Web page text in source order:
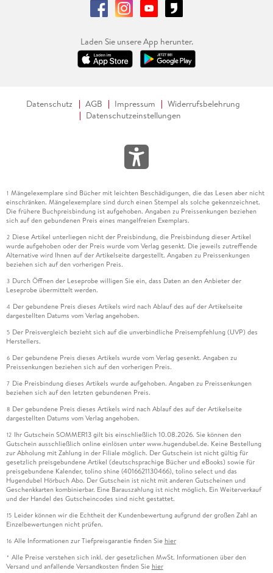
Laden Sie unsere App herunter.
Datenschutz AGB Impressum
Widerrufsbelehrung
Datenschutzeinstellungen
1 Mängelexemplare sind Bücher mit leichten Beschädigungen, die das Lesen aber nicht
einschränken. Mängelexemplare sind durch einen Stempel als solche gekennzeichnet.
Die frühere Buchpreisbindung ist aufgehoben. Angaben zu Preissenkungen beziehen
sich auf den gebundenen Preis eines mangelfreien Exemplars.
2 Diese Artikel unterliegen nicht der Preisbindung, die Preisbindung dieser Artikel
wurde aufgehoben oder der Preis wurde vom Verlag gesenkt. Die jeweils zutreffende
Alternative wird Ihnen auf der Artikelseite dargestellt. Angaben zu Preissenkungen
beziehen sich auf den vorherigen Preis.
3 Durch Öffnen der Leseprobe willigen Sie ein, dass Daten an den Anbieter der
Leseprobe übermittelt werden.
4 Der gebundene Preis dieses Artikels wird nach Ablauf des auf der Artikelseite
dargestellten Datums vom Verlag angehoben.
5 Der Preisvergleich bezieht sich auf die unverbindliche Preisempfehlung (UVP) des
Herstellers.
6 Der gebundene Preis dieses Artikels wurde vom Verlag gesenkt. Angaben zu
Preissenkungen beziehen sich auf den vorherigen Preis.
7 Die Preisbindung dieses Artikels wurde aufgehoben. Angaben zu Preissenkungen
beziehen sich auf den letzten gebundenen Preis.
8 Der gebundene Preis dieses Artikels wird nach Ablauf des auf der Artikelseite
dargestellten Datums vom Verlag angehoben.
12 Ihr Gutschein SOMMER13 gilt bis einschließlich 10.08.2026. Sie können den
Gutschein ausschließlich online einlösen unter www.hugendubel.de. Keine Bestellung
zur Abholung mit Zahlung in der Filiale möglich. Der Gutschein ist nicht gültig für
gesetzlich preisgebundene Artikel (deutschsprachige Bücher und eBooks) sowie für
preisgebundene Kalender, tolino shine (4016621130466), tolino select und das
Hugendubel Hörbuch Abo. Der Gutschein ist nicht mit anderen Gutscheinen und
Geschenkkarten kombinierbar. Eine Barauszahlung ist nicht möglich. Ein Weiterverkauf
und der Handel des Gutscheincodes sind nicht gestattet.
15 Leider können wir die Echtheit der Kundenbewertung aufgrund der großen Zahl an
Einzelbewertungen nicht prüfen.
16 Alle Informationen zur Tiefpreisgarantie finden Sie hier
* Alle Preise verstehen sich inkl. der gesetzlichen MwSt. Informationen über den
Versand und anfallende Versandkosten finden Sie hier